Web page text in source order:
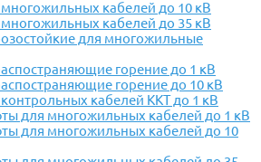
кабелей до 10 кВ
кабелей до 35 кВ
для многожильные
горение до 1 кВ
горение до 10 кВ
кабелей ККТ до 1 кВ
для многожильных кабелей до 1 кВ
для многожильных кабелей до 10